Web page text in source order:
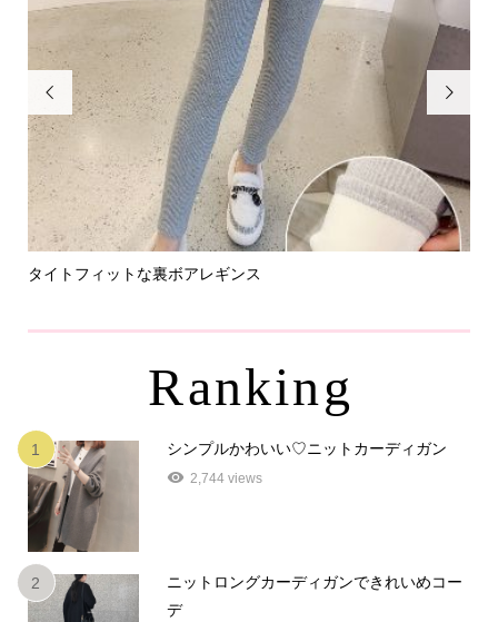

タイトフィットな裏ボアレギンス

Ranking
1 シンプルかわいい♡ニットカーディガン
2,744 views
2
ニットロングカーディガンできれいめコー
デ